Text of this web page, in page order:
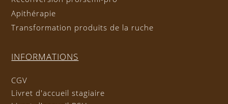
Apithérapie
Transformation produits de la ruche
INFORMATIONS
CGV
Livret d'accueil stagiaire